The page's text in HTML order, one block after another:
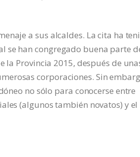
a sus alcaldes. La cita ha
se han congregado buena parte
la Provincia 2015, después de
corporaciones. Sin
no sólo para conocerse entre
(algunos también novatos) y el